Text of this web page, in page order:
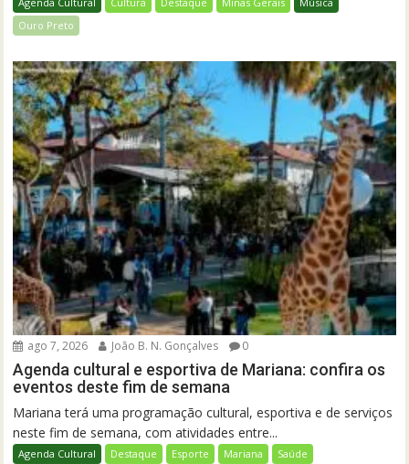
Ouro Preto
ago 7, 2026 João B. N. Gonçalves 0
Agenda cultural e esportiva de Mariana: confira os
eventos deste fim de semana
Mariana terá uma programação cultural, esportiva e de serviços
neste fim de semana, com atividades entre...
Agenda Cultural Destaque Esporte Mariana Saúde